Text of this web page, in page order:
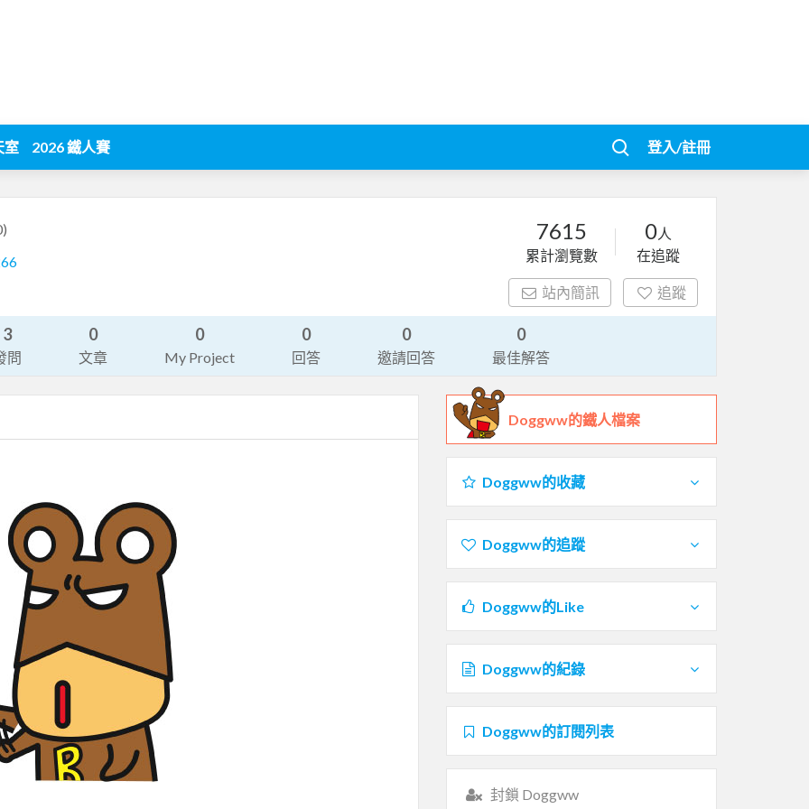
室 2026 鐵人賽 登入/註冊
7615
累計瀏覽數
0人
在追蹤
站內簡訊 追蹤
3
問
0
文章
0
My Project
0
回答
0
邀請回答
0
最佳解答
Doggww的鐵人檔案
Doggww的收藏
Doggww的追蹤
Doggww的Like
Doggww的紀錄
Doggww的訂閱列表
封鎖 Doggww